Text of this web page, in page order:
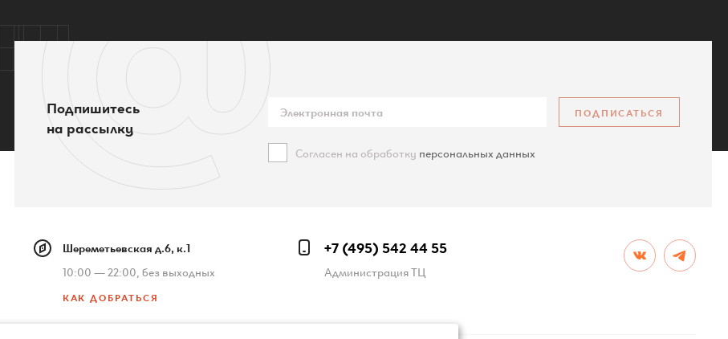
Подпишитесь
на рассылку
ПОДПИСАТЬСЯ
Согласен на обработку персональных данных
Шереметьевская д.6, к.1
10:00 — 22:00, без выходных
КАК ДОБРАТЬСЯ
+7 (495) 542 44 55
Администрация ТЦ